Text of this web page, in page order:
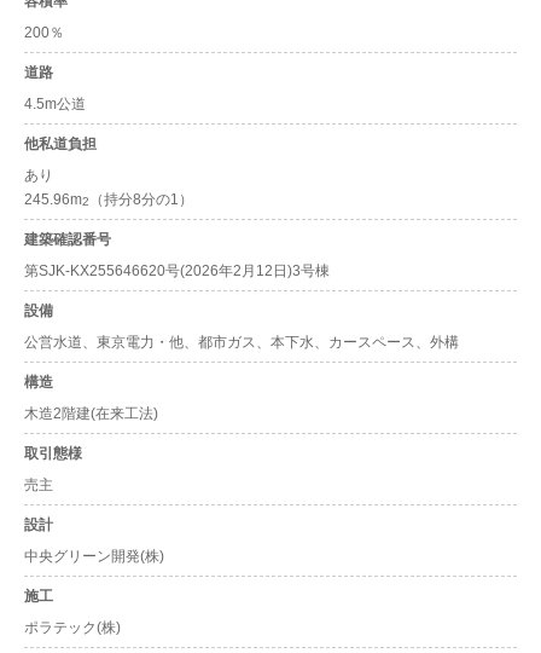
200％
道路
4.5m公道
他私道負担
あり
245.96m2 （持分8分の1）
建築確認番号
第SJK-KX255646620号(2026年2月12日)3号棟
設備
公営水道、東京電力・他、都市ガス、本下水、カースペース、外構
構造
木造2階建(在来工法)
取引態様
売主
設計
中央グリーン開発(株)
施工
ポラテック(株)